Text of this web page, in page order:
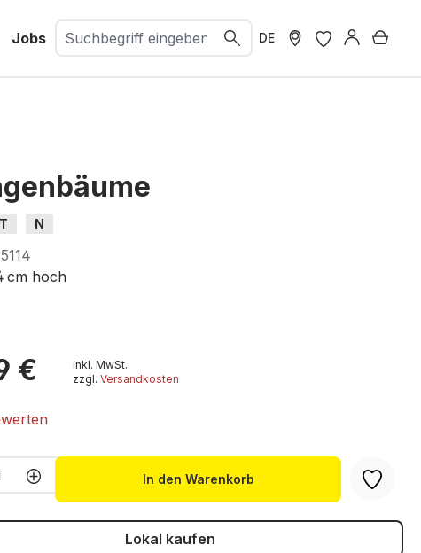
Jobs DE
N
cm hoch
€
inkl. MwSt.
zzgl.Versandkosten
Anzahl: Gib den gewünschten Wert
In den Warenkorb
Lokal kaufen